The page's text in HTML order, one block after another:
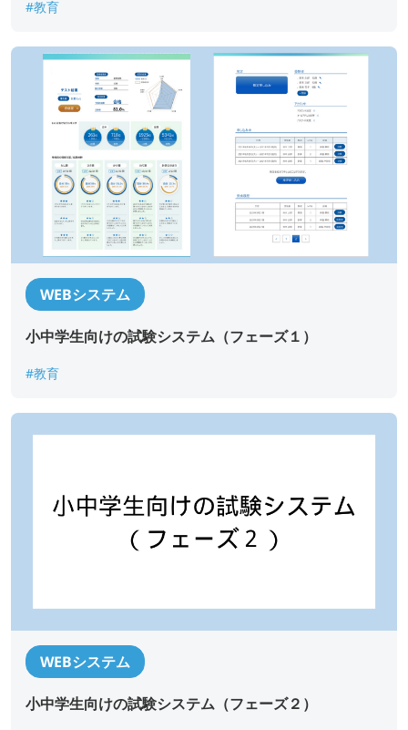
お名前*
役職 *
メールアドレス*
ご連絡先電話番号
当社WEBサイトを知った経緯
添付ファイル (合計10MBまでの添付ファイルが送信できま
#教育
WEBシステム
小中学生向けの試験システム（フェーズ１）
#教育
WEBシステム
小中学生向けの試験システム（フェーズ２）